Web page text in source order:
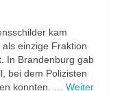
kam
einzige Fraktion
In Brandenburg gab
bei dem Polizisten
konnten. … Weiter